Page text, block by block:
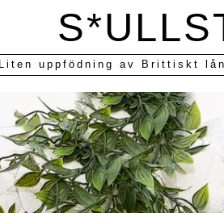
Liten uppfödning av Brittiskt